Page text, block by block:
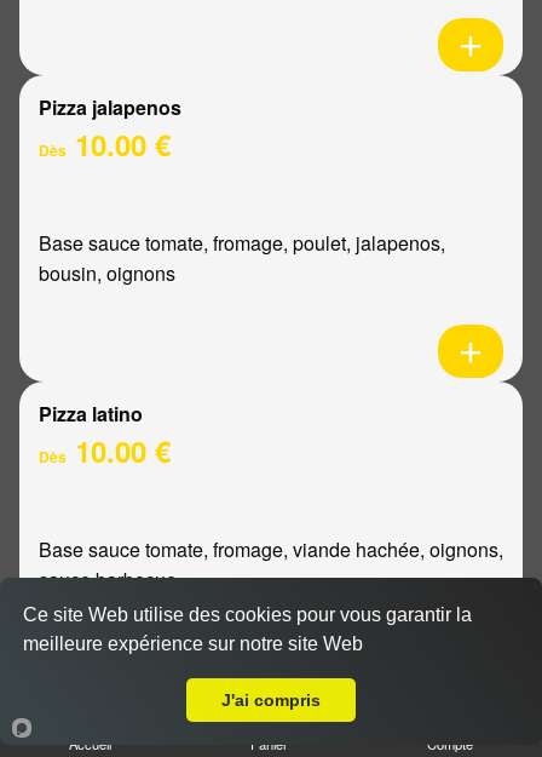
Pizza jalapenos
Dès 10.00 €
Base sauce tomate, fromage, poulet, jalapenos,
bousin, oignons
Pizza latino
Dès 10.00 €
Base sauce tomate, fromage, viande hachée, oignons,
sauce barbecue
Accueil Panier Compte
Ce site Web utilise des cookies pour vous garantir la
meilleure expérience sur notre site Web
J'ai compris